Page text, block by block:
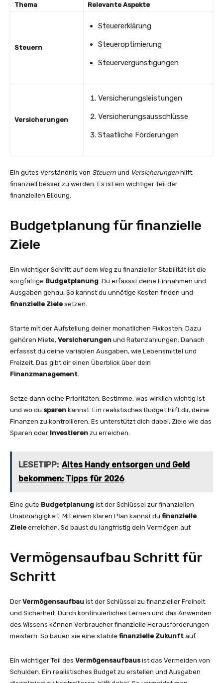
Thema Relevante Aspekte
Steuern
Steuererklärung
Steueroptimierung
Steuervergünstigungen
Versicherungen
Versicherungsleistungen
Versicherungsausschlüsse
Staatliche Förderungen
Ein gutes Verständnis von Steuern und Versicherungen hilft,
finanziell besser zu werden. Es ist ein wichtiger Teil der
finanziellen Bildung.
Budgetplanung für finanzielle
Ziele
Ein wichtiger Schritt auf dem Weg zu finanzieller Stabilität ist die
sorgfältige Budgetplanung . Du erfassst deine Einnahmen und
Ausgaben genau. So kannst du unnötige Kosten finden und
finanzielle Ziele setzen.
Starte mit der Aufstellung deiner monatlichen Fixkosten. Dazu
gehören Miete, Versicherungen und Ratenzahlungen. Danach
erfassst du deine variablen Ausgaben, wie Lebensmittel und
Freizeit. Das gibt dir einen Überblick über dein
Finanzmanagement
Setze dann deine Prioritäten. Bestimme, was wirklich wichtig ist
und wo du sparen kannst. Ein realistisches Budget hilft dir, deine
Finanzen zu kontrollieren. Es unterstützt dich dabei, Ziele wie das
Sparen oder Investieren zu erreichen.
LESETIPP: Altes Handy entsorgen und Geld
bekommen: Tipps für 2026
Eine gute Budgetplanung ist der Schlüssel zur finanziellen
Unabhängigkeit. Mit einem klaren Plan kannst du finanzielle
Ziele erreichen. So baust du langfristig dein Vermögen auf.
Vermögensaufbau Schritt für
Schritt
Der Vermögensaufbau ist der Schlüssel zu finanzieller Freiheit
und Sicherheit. Durch kontinuierliches Lernen und das Anwenden
des Wissens können Verbraucher finanzielle Herausforderungen
meistern. So bauen sie eine stabile finanzielle Zukunft auf.
Ein wichtiger Teil des Vermögensaufbausist das Vermeiden von
Schulden. Ein realistisches Budget zu erstellen und Ausgaben